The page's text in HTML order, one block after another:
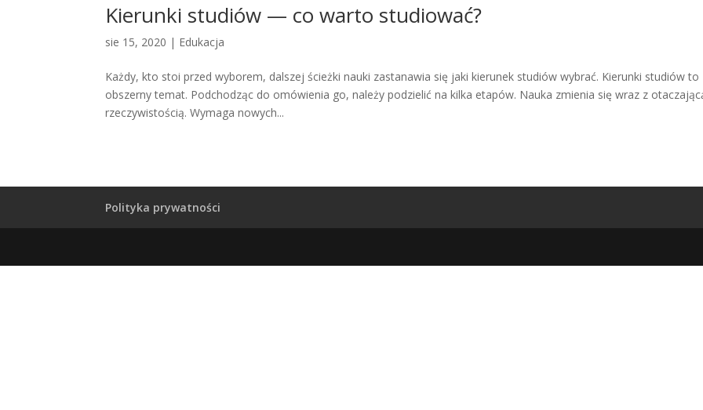
Kierunki studiów — co warto studiować?
sie 15, 2020 | Edukacja
Każdy, kto stoi przed wyborem, dalszej ścieżki nauki zastanawia się jaki kierunek studiów wybrać. Kierunki studiów to
obszerny temat. Podchodząc do omówienia go, należy podzielić na kilka etapów. Nauka zmienia się wraz z
rzeczywistością. Wymaga nowych...
Polityka prywatności